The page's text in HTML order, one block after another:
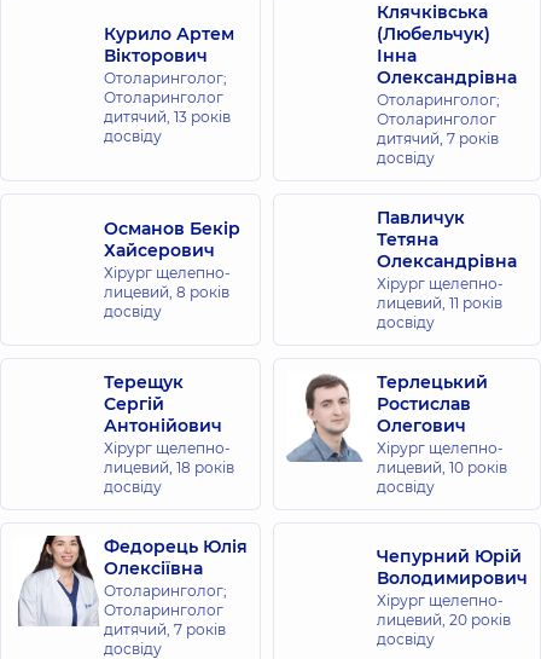
Курило Артем
Вікторович
Отоларинголог;
Отоларинголог
дитячий, 13 років
досвіду
Клячківська
(Любельчук)
Інна
Олександрівна
Отоларинголог;
Отоларинголог
дитячий, 7 років
досвіду
Османов Бекір
Хайсерович
Хірург щелепно-
лицевий, 8 років
досвіду
Павличук
Тетяна
Олександрівна
Хірург щелепно-
лицевий, 11 років
досвіду
Терещук
Сергій
Антонійович
Хірург щелепно-
лицевий, 18 років
досвіду
Терлецький
Ростислав
Олегович
Хірург щелепно-
лицевий, 10 років
досвіду
Федорець Юлія
Олексіївна
Отоларинголог;
Отоларинголог
дитячий, 7 років
досвіду
Чепурний Юрій
Володимирович
Хірург щелепно-
лицевий, 20 років
досвіду